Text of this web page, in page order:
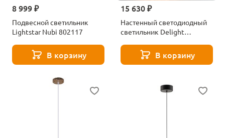
8 999 ₽
Подвесной светильник
Lightstar Nubi 802117
В корзину
15 630 ₽
Настенный светодиодный
светильник Delight
black
В корзину